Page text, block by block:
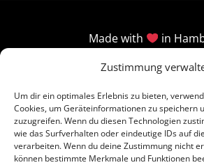
Zustimmung
Um dir ein optimales Erlebnis zu bieten,
Cookies, um Geräteinformationen zu speichern
zuzugreifen. Wenn du diesen Technologien
wie das Surfverhalten oder eindeutige IDs auf
verarbeiten. Wenn du deine Zustimmung nicht
können bestimmte Merkmale und Funktionen
Made with in